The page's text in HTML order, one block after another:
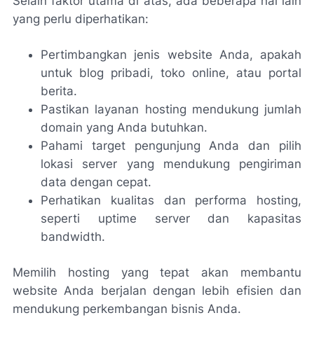
yang perlu diperhatikan:
Pertimbangkan jenis website Anda, apakah
untuk blog pribadi, toko online, atau portal
berita.
Pastikan layanan hosting mendukung jumlah
domain yang Anda butuhkan.
Pahami target pengunjung Anda dan pilih
lokasi server yang mendukung pengiriman
data dengan cepat.
Perhatikan kualitas dan performa hosting,
seperti uptime server dan kapasitas
bandwidth.
Memilih hosting yang tepat akan membantu
website Anda berjalan dengan lebih efisien dan
mendukung perkembangan bisnis Anda.